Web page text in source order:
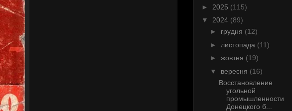
► 2025 (115)
▼ 2024 (89)
► грудня (12)
► листопада (11)
► жовтня (19)
▼ вересня (16)
Восстановление
угольной
промышленности
Донецкого б...